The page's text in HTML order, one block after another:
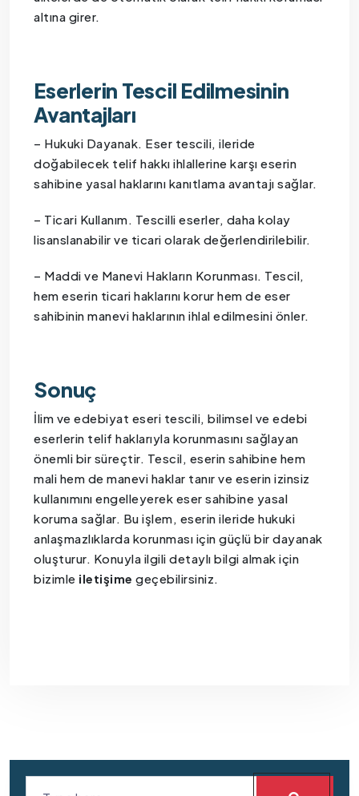
altına girer.
Eserlerin Tescil Edilmesinin
Avantajları
– Hukuki Dayanak. Eser tescili, ileride
doğabilecek telif hakkı ihlallerine karşı eserin
sahibine yasal haklarını kanıtlama avantajı sağlar.
– Ticari Kullanım. Tescilli eserler, daha kolay
lisanslanabilir ve ticari olarak değerlendirilebilir.
– Maddi ve Manevi Hakların Korunması. Tescil,
hem eserin ticari haklarını korur hem de eser
sahibinin manevi haklarının ihlal edilmesini önler.
Sonuç
İlim ve edebiyat eseri tescili, bilimsel ve edebi
eserlerin telif haklarıyla korunmasını sağlayan
önemli bir süreçtir. Tescil, eserin sahibine hem
mali hem de manevi haklar tanır ve eserin izinsiz
kullanımını engelleyerek eser sahibine yasal
koruma sağlar. Bu işlem, eserin ileride hukuki
anlaşmazlıklarda korunması için güçlü bir dayanak
oluşturur. Konuyla ilgili detaylı bilgi almak için
bizimle iletişime geçebilirsiniz.